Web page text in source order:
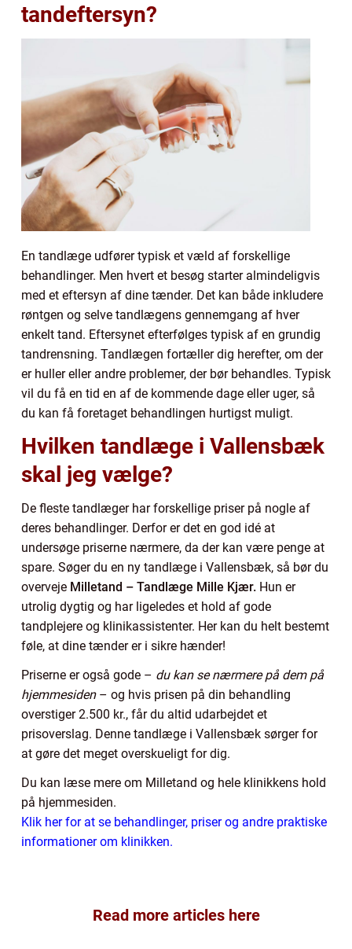
tandeftersyn?
En tandlæge udfører typisk et væld af forskellige
behandlinger. Men hvert et besøg starter almindeligvis
med et eftersyn af dine tænder. Det kan både inkludere
røntgen og selve tandlægens gennemgang af hver
enkelt tand. Eftersynet efterfølges typisk af en grundig
tandrensning. Tandlægen fortæller dig herefter, om der
er huller eller andre problemer, der bør behandles. Typisk
vil du få en tid en af de kommende dage eller uger, så
du kan få foretaget behandlingen hurtigst muligt.
Hvilken tandlæge i Vallensbæk
skal jeg vælge?
De fleste tandlæger har forskellige priser på nogle af
deres behandlinger. Derfor er det en god idé at
undersøge priserne nærmere, da der kan være penge at
spare. Søger du en ny tandlæge i Vallensbæk, så bør du
overveje Milletand – Tandlæge Mille Kjær. Hun er
utrolig dygtig og har ligeledes et hold af gode
tandplejere og klinikassistenter. Her kan du helt bestemt
føle, at dine tænder er i sikre hænder!
Priserne er også gode – du kan se nærmere på dem på
hjemmesiden– og hvis prisen på din behandling
overstiger 2.500 kr., får du altid udarbejdet et
prisoverslag. Denne tandlæge i Vallensbæk sørger for
at gøre det meget overskueligt for dig.
Du kan læse mere om Milletand og hele klinikkens hold
på hjemmesiden.
Klik her for at se behandlinger, priser og andre praktiske
informationer om klinikken.
Read more articles here